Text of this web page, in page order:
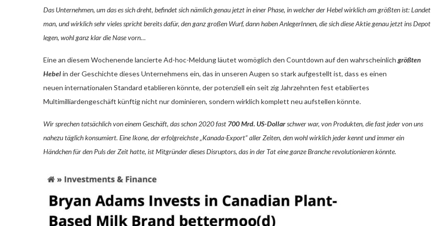
Das Unternehmen, um das es sich dreht, befindet sich nämlich genau jetzt in einer Phase, in welcher der Hebel wirklich am größten ist: Landet
man, und wirklich sehr vieles spricht bereits dafür, den ganz großen Wurf, dann haben AnlegerInnen, die sich diese Aktie genau jetzt ins Depot
legen, wohl ganz klar die Nase vorn…
Eine an diesem Wochenende lancierte Ad-hoc-Meldung läutet womöglich den Countdown auf den wahrscheinlich größten
Hebelin der Geschichte dieses Unternehmens ein, das in unseren Augen so stark aufgestellt ist, dass es einen
neuen internationalen Standard etablieren könnte, der potenziell ein seit zig Jahrzehnten fest etabliertes
Multimilliardengeschäft künftig nicht nur dominieren, sondern wirklich komplett neu aufstellen könnte.
Wir sprechen tatsächlich von einem Geschäft, das schon 2020 fast 700 Mrd. US-Dollarschwer war, von Produkten, die fast jeder von uns
nahezu täglich konsumiert. Eine Ikone, der erfolgreichste „Kanada-Export“ aller Zeiten, den wohl wirklich jeder kennt und immer ein
Händchen für den Puls der Zeit hatte, ist Mitgründer dieses Disruptors, das in der Tat eine ganze Branche revolutionieren könnte.